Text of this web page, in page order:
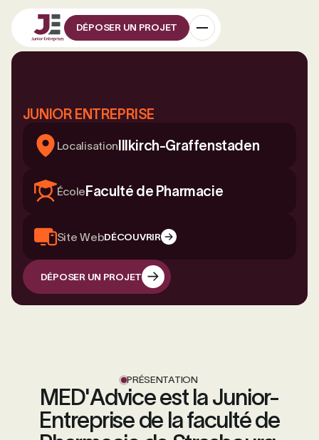
DÉPOSER UN PROJET
JUNIOR ENTREPRISE
Localisation Illkirch-Graffenstaden
École Faculté de Pharmacie
Site WebDÉCOUVRIR
DÉPOSER UN PROJET
PRÉSENTATION
MED'Advice est la Junior-
Entreprise de la faculté de